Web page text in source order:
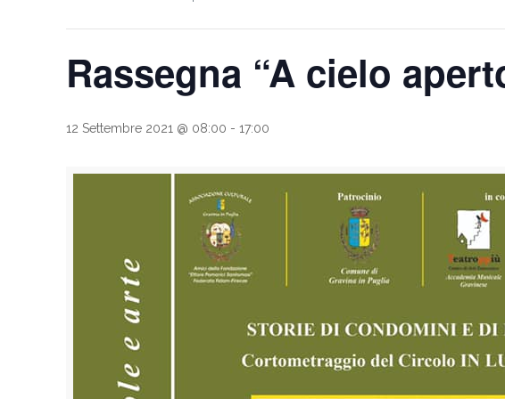
Rassegna “A cielo
12 Settembre 2021 @ 08:00 -17:00